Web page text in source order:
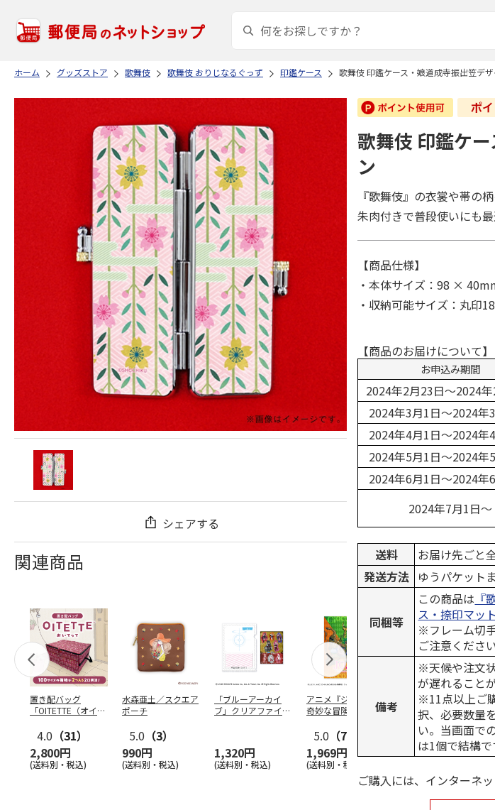
ホーム グッズストア 歌舞伎 歌舞伎 おりじなるぐっず 印鑑ケース 歌舞伎 印鑑ケース・娘道成寺振出笠デ
シェアする
関連商品
置き配バッグ
「OITETTE（オイテ
4.0 （31）
2,800円
(送料別・税込)
水森亜土／スクエア
ポーチ
5.0 （3）
990円
(送料別・税込)
「ブルーアーカイ
ブ」クリアファイル
1,320円
(送料別・税込)
アニメ『ジョジョの
奇妙な冒険 黄金の
セッ…
5.0 （7）
1,969円
(送料別・税込)
水森亜土／ステッカ
ーセット
600円
歌舞伎 印鑑ケ
ン
『歌舞伎』の衣裳や帯の
朱肉付きで普段使いにも最
【商品仕様】
・本体サイズ：98 ×
・収納可能サイズ：丸印
【商品のお届けについて】
お申込み期間
2024年2月23日～2024
2024年3月1日～2024年
2024年4月1日～2024年
2024年5月1日～2024年
2024年6月1日～2024年
2024年7月1日～
送料
お届け先ごと
発送方法 ゆうパケット
同梱等
この商品は 『
ス・捺印マット
※フレーム切
ご注意ください
備考
※天候や注文
が遅れること
※11点以上ご
択、必要数量
い。当画面で
は1個で結構で
ご購入には、インターネ